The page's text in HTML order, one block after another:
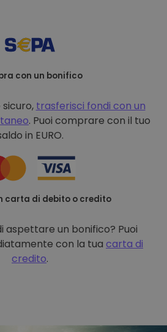
con un bonifico
trasferisci fondi con un
. Puoi comprare con il tuo
in EURO.
carta di debito o credito
aspettare un bonifico? Puoi
con la tua carta di
credito.